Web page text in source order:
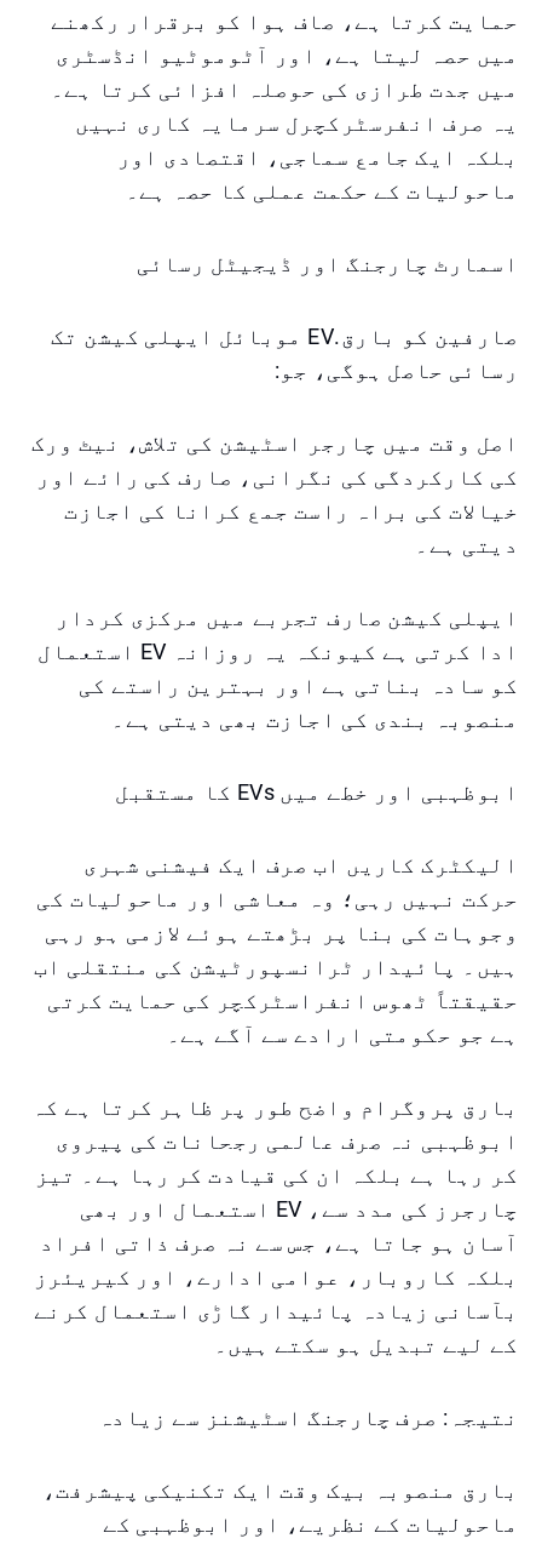
حمایت کرتا ہے، صاف ہوا کو برقرار رکھنے
میں حصہ لیتا ہے، اور آٹوموٹیو انڈسٹری
میں جدت طرازی کی حوصلہ افزائی کرتا ہے۔
یہ صرف انفرسٹرکچرل سرمایہ کاری نہیں
بلکہ ایک جامع سماجی، اقتصادی اور
ماحولیات کے حکمت عملی کا حصہ ہے۔
اسمارٹ چارجنگ اور ڈیجیٹل رسائی
صارفین کو بارق.EV موبائل ایپلی کیشن تک
رسائی حاصل ہوگی، جو:
اصل وقت میں چارجر اسٹیشن کی تلاش، نیٹ ورک
کی کارکردگی کی نگرانی، صارف کی رائے اور
خیالات کی براہ راست جمع کرانا کی اجازت
دیتی ہے۔
ایپلی کیشن صارف تجربے میں مرکزی کردار
ادا کرتی ہے کیونکہ یہ روزانہ EV استعمال
کو سادہ بناتی ہے اور بہترین راستے کی
منصوبہ بندی کی اجازت بھی دیتی ہے۔
ابوظہبی اور خطے میں EVs کا مستقبل
الیکٹرک کاریں اب صرف ایک فیشنی شہری
حرکت نہیں رہی؛ وہ معاشی اور ماحولیات کی
وجوہات کی بنا پر بڑھتے ہوئے لازمی ہو رہی
ہیں۔ پائیدار ٹرانسپورٹیشن کی منتقلی اب
حقیقتاً ٹھوس انفراسٹرکچر کی حمایت کرتی
ہے جو حکومتی ارادے سے آگے ہے۔
بارق پروگرام واضح طور پر ظاہر کرتا ہے کہ
ابوظہبی نہ صرف عالمی رجحانات کی پیروی
کر رہا ہے بلکہ ان کی قیادت کر رہا ہے۔ تیز
چارجرز کی مدد سے، EV استعمال اور بھی
آسان ہو جاتا ہے، جس سے نہ صرف ذاتی افراد
بلکہ کاروبار، عوامی ادارے، اور کیریئرز
بآسانی زیادہ پائیدار گاڑی استعمال کرنے
کے لیے تبدیل ہو سکتے ہیں۔
نتیجہ: صرف چارجنگ اسٹیشنز سے زیادہ
بارق منصوبہ بیک وقت ایک تکنیکی پیشرفت،
ماحولیات کے نظریے، اور ابوظہبی کے